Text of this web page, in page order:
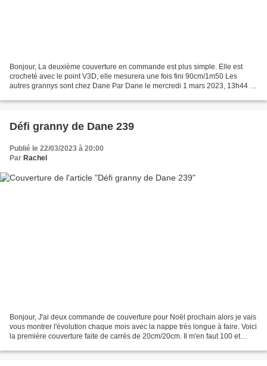
Bonjour, La deuxième couverture en commande est plus simple. Elle est
crocheté avec le point V3D, elle mesurera une fois fini 90cm/1m50 Les
autres grannys sont chez Dane Par Dane le mercredi 1 mars 2023, 13h44 -
Défi granny de Dane 239
Publié le 22/03/2023 à 20:00
Par Rachel
Bonjour, J'ai deux commande de couverture pour Noël prochain alors je vais
vous montrer l'évolution chaque mois avec la nappe très longue à faire. Voici
la première couverture faite de carrés de 20cm/20cm. Il m'en faut 100 et